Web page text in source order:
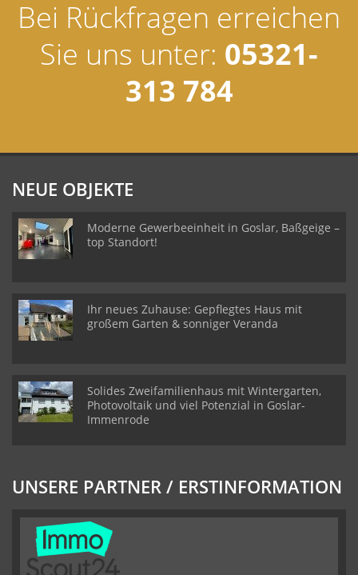
Bei Rückfragen erreichen
Sie uns unter: 05321-
313 784
NEUE OBJEKTE
Moderne Gewerbeeinheit in Goslar, Baßgeige –
top Standort!
Ihr neues Zuhause: Gepflegtes Haus mit
großem Garten & sonniger Veranda
Solides Zweifamilienhaus mit Wintergarten,
Photovoltaik und viel Potenzial in Goslar-
Immenrode
UNSERE PARTNER / ERSTINFORMATION